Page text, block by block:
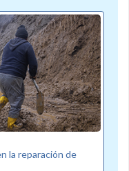
la reparación de